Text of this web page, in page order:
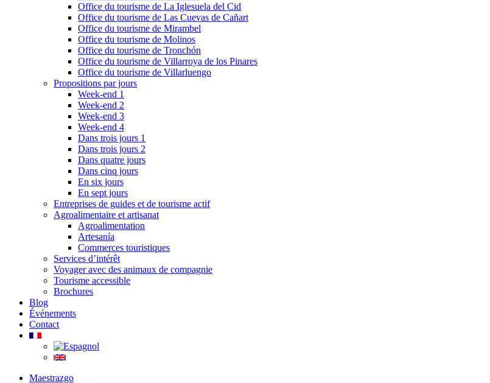
Office du tourisme de La Iglesuela del Cid
Office du tourisme de Las Cuevas de Cañart
Office du tourisme de Mirambel
Office du tourisme de Molinos
Office du tourisme de Tronchón
Office du tourisme de Villarroya de los Pinares
Office du tourisme de Villarluengo
Propositions par jours
Week-end 1
Week-end 2
Week-end 3
Week-end 4
Dans trois jours 1
Dans trois jours 2
Dans quatre jours
Dans cinq jours
En six jours
En sept jours
Entreprises de guides et de tourisme actif
Agroalimentaire et artisanat
Agroalimentation
Artesanía
Commerces touristiques
Services d’intérêt
Voyager avec des animaux de compagnie
Tourisme accessible
Brochures
Blog
Événements
Contact
Maestrazgo